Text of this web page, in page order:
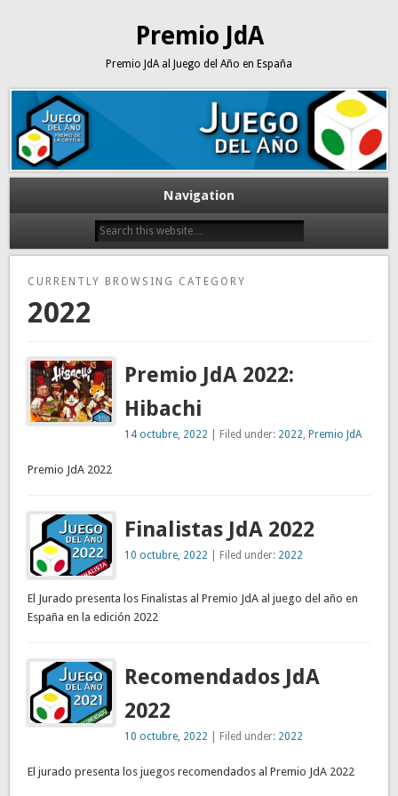
Premio JdA
Premio JdA al Juego del Año en España
Navigation
CURRENTLY BROWSING CATEGORY
2022
Premio JdA 2022:
Hibachi
14 octubre, 2022 | Filed under: 2022, Premio JdA
Premio JdA 2022
Finalistas JdA 2022
10 octubre, 2022 | Filed under: 2022
El Jurado presenta los Finalistas al Premio JdA al juego del año en
España en la edición 2022
Recomendados JdA
2022
10 octubre, 2022 | Filed under: 2022
El jurado presenta los juegos recomendados al Premio JdA 2022